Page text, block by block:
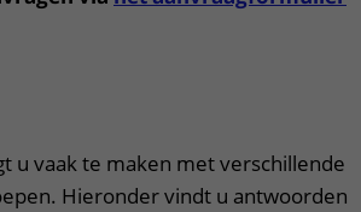
u vaak te maken met verschillende
Hieronder vindt u antwoorden